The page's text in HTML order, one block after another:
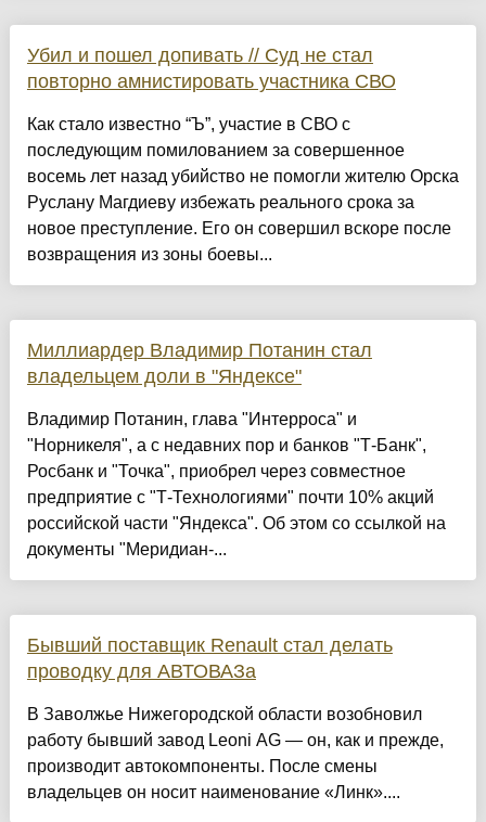
Убил и пошел допивать // Суд не стал
повторно амнистировать участника СВО
Как стало известно “Ъ”, участие в СВО с
последующим помилованием за совершенное
восемь лет назад убийство не помогли жителю Орска
Руслану Магдиеву избежать реального срока за
новое преступление. Его он совершил вскоре после
возвращения из зоны боевы...
Миллиардер Владимир Потанин стал
владельцем доли в "Яндексе"
Владимир Потанин, глава "Интерроса" и
"Норникеля", а с недавних пор и банков "Т-Банк",
Росбанк и "Точка", приобрел через совместное
предприятие с "Т-Технологиями" почти 10% акций
российской части "Яндекса". Об этом со ссылкой на
документы "Меридиан-...
Бывший поставщик Renault стал делать
проводку для АВТОВАЗа
В Заволжье Нижегородской области возобновил
работу бывший завод Leoni AG — он, как и прежде,
производит автокомпоненты. После смены
владельцев он носит наименование «Линк»....